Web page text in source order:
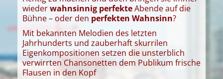
wiederwahnsinnig perfekteAbende auf die
Bühne – oder den perfekten Wahnsinn?
Mit bekannten Melodien des letzten
Jahrhunderts und zauberhaft skurrilen
Eigenkompositionen setzen die unsterblich
verwirrten Chansonetten dem Publikum frische
Flausen in den Kopf